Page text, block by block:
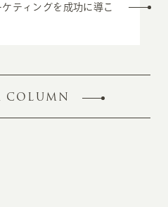
ケティングを成功に導こ
COLUMN